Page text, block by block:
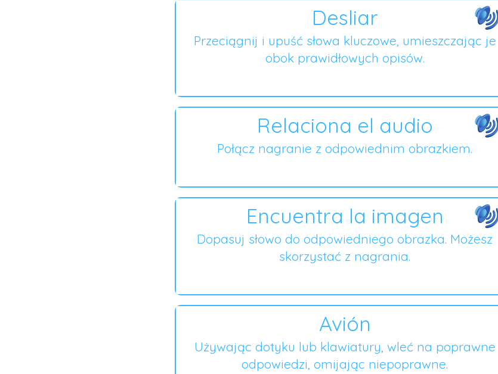
Desliar
Przeciągnij i upuść słowa kluczowe, umieszczając je
obok prawidłowych opisów.
Relaciona el audio
Połącz nagranie z odpowiednim obrazkiem.
Encuentra la imagen
Dopasuj słowo do odpowiedniego obrazka. Możesz
skorzystać z nagrania.
Avión
Używając dotyku lub klawiatury, wleć na poprawne
odpowiedzi, omijając niepoprawne.